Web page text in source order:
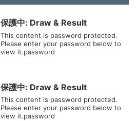
保護中: Draw & Result
This content is password protected.
Please enter your password below to
view it.password
保護中: Draw & Result
This content is password protected.
Please enter your password below to
view it.password